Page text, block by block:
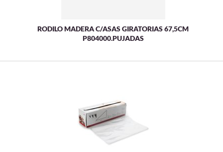
RODILO MADERA C/ASAS GIRATORIAS 67,5CM
P804000.PUJADAS